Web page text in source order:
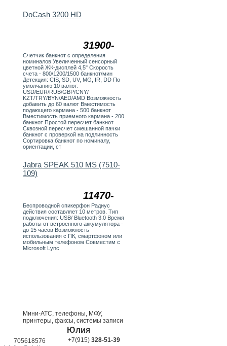
31900-
DoCash 3200 HD
Счетчик банкнот с определения
номиналов Увеличенный сенсорный
цветной ЖК-дисплей 4,5" Скорость
счета - 800/1200/1500 банкнот/мин
Детекция: СIS, SD, UV, MG, IR, DD По
умолчанию 10 валют:
USD/EUR/RUB/GBP/CNY/
KZT/TRY/BYN/AED/AMD Возможность
добавить до 60 валют Вместимость
подающего кармана - 500 банкнот
Вместимость приемного кармана - 200
банкнот Простой пересчет банкнот
Сквозной пересчет смешанной пачки
банкнот с проверкой на подлинность
Сортировка банкнот по номиналу,
ориентации, ст
11470-
Jabra SPEAK 510 MS (7510-
109)
Беспроводной спикерфон Радиус
действия составляет 10 метров. Тип
подключения: USB/ Bluetooth 3.0 Время
работы от встроенного аккумулятора -
до 15 часов Возможность
использования с ПК, смартфоном или
мобильным телефоном Совместим с
Microsoft Lync
Мини-АТС, телефоны, МФУ,
принтеры, факсы, системы записи
Юлия
705618576 +7(915) 328-51-39